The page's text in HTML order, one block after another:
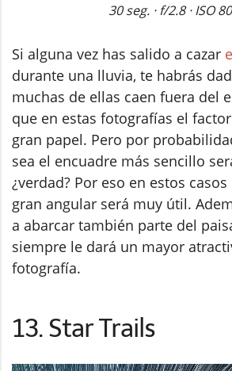
30 seg. · f/2.8 · ISO
Si alguna vez has salido a cazar
durante una lluvia, te habrás
muchas de ellas caen fuera del
que en estas fotografías el
gran papel. Pero por
sea el encuadre más sencillo
¿verdad? Por eso en estos
gran angular será muy útil.
a abarcar también parte del
siempre le dará un mayor
fotografía.
13. Star Trails